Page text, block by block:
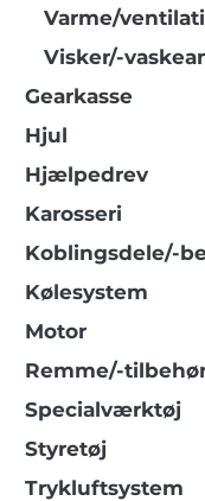
Varme/
Visker/-
Gearkasse
Hjul
Hjælpedrev
Karosseri
Koblingsdele/-
Kølesystem
Motor
Remme/-
Specialværktøj
Styretøj
Trykluftsystem